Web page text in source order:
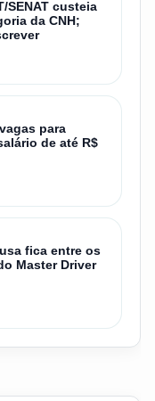
SENAT custeia
da CNH;
para
de até R$
fica entre os
Master Driver